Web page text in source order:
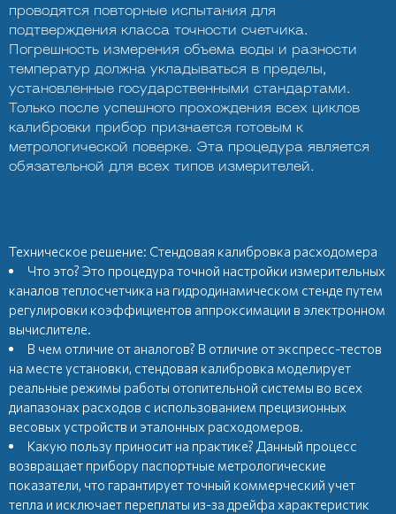
проводятся повторные испытания для
подтверждения класса точности счетчика.
Погрешность измерения объема воды и разности
температур должна укладываться в пределы,
установленные государственными стандартами.
Только после успешного прохождения всех циклов
калибровки прибор признается готовым к
метрологической поверке. Эта процедура является
обязательной для всех типов измерителей.
Техническое решение: Стендовая калибровка расходомера
Что это? Это процедура точной настройки измерительных
каналов теплосчетчика на гидродинамическом стенде путем
регулировки коэффициентов аппроксимации в электронном
вычислителе.
В чем отличие от аналогов? В отличие от экспресс-тестов
на месте установки, стендовая калибровка моделирует
реальные режимы работы отопительной системы во всех
диапазонах расходов с использованием прецизионных
весовых устройств и эталонных расходомеров.
Какую пользу приносит на практике? Данный процесс
возвращает прибору паспортные метрологические
показатели, что гарантирует точный коммерческий учет
тепла и исключает переплаты из-за дрейфа характеристик